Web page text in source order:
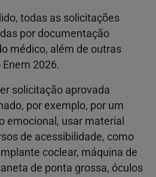
todas as solicitações
por documentação
médico, além de outras
2026.
solicitação aprovada
por exemplo, por um
emocional, usar material
de acessibilidade, como
coclear, máquina de
de ponta grossa, óculos